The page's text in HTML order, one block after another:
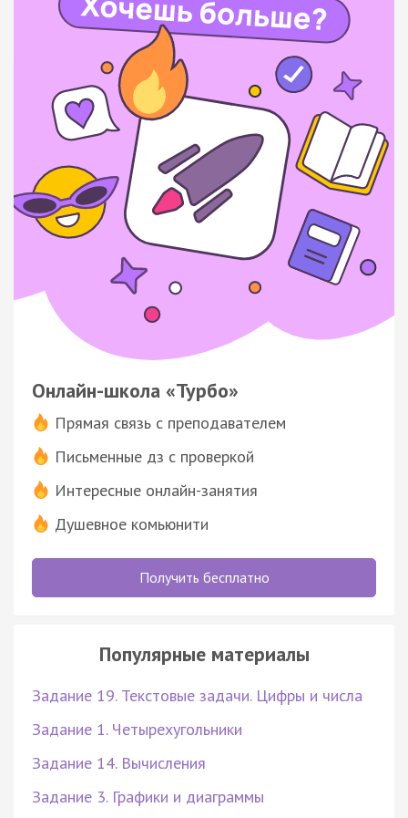
Онлайн-школа «Турбо»
Прямая связь с преподавателем
Письменные дз с проверкой
Интересные онлайн-занятия
Душевное комьюнити
Получить бесплатно
Популярные материалы
Задание 19. Текстовые задачи. Цифры и числа
Задание 1. Четырехугольники
Задание 14. Вычисления
Задание 3. Графики и диаграммы